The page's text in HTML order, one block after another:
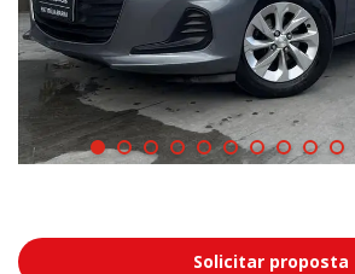
Solicitar proposta